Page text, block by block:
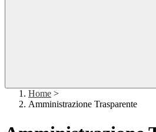
Home >
Amministrazione Trasparente